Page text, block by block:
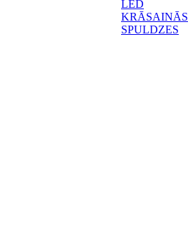
LED
KRĀSAINĀS
SPULDZES